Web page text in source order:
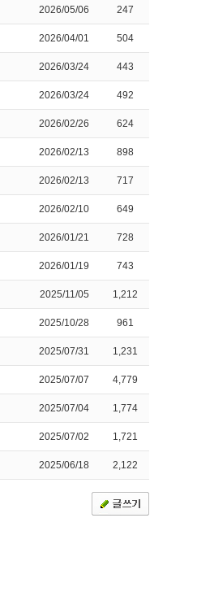
2026/05/06 247
2026/04/01 504
2026/03/24 443
2026/03/24 492
2026/02/26 624
2026/02/13 898
2026/02/13 717
2026/02/10 649
2026/01/21 728
2026/01/19 743
2025/11/05 1,212
2025/10/28 961
2025/07/31 1,231
2025/07/07 4,779
2025/07/04 1,774
2025/07/02 1,721
2025/06/18 2,122